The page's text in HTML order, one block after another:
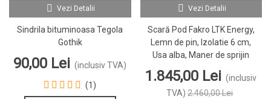
Vezi Detalii
Sindrila bituminoasa Tegola
Gothik
90,00 Lei (inclusiv TVA)
(1)
Vezi Detalii
Scară Pod Fakro LTK Energy,
Lemn de pin, Izolatie 6 cm,
Usa alba, Maner de sprijin
1.845,00 Lei (inclusiv
TVA) 2.460,00 Lei